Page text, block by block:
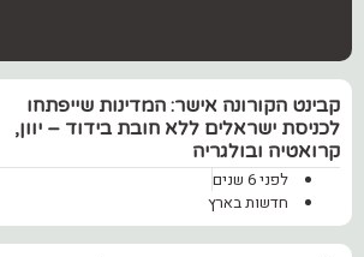
‏קבינט הקורונה אישר: המדינות שייפתחו
לכניסת ישראלים ללא חובת בידוד – יוון,
קרואטיה ובולגריה
לפני 6 שנים
חדשות בארץ